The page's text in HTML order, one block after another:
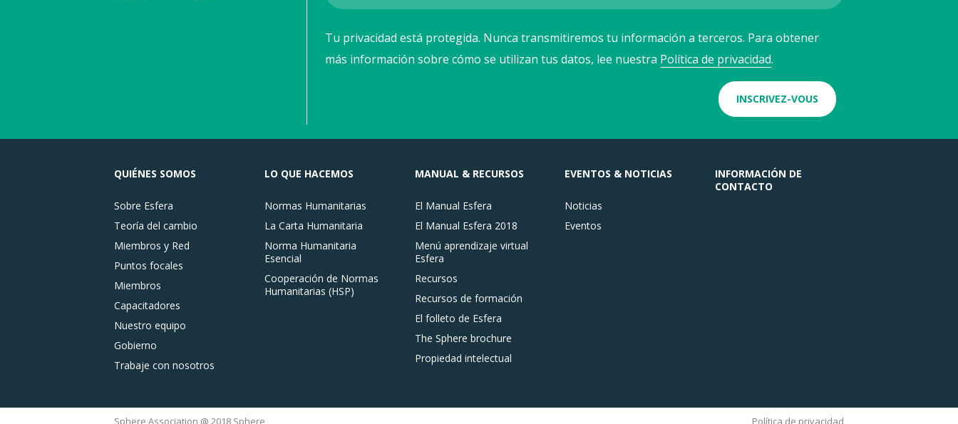
Tu privacidad está protegida. Nunca transmitiremos tu información a terceros. Para obtener
más información sobre cómo se utilizan tus datos, lee nuestra Política de privacidad.
INSCRIVEZ-VOUS
QUIÉNES SOMOS
Sobre Esfera
Teoría del cambio
Miembros y Red
Puntos focales
Miembros
Capacitadores
Nuestro equipo
Gobierno
Trabaje con nosotros
LO QUE HACEMOS
Normas Humanitarias
La Carta Humanitaria
Norma Humanitaria
Esencial
Cooperación de Normas
Humanitarias (HSP)
MANUAL & RECURSOS
El Manual Esfera
El Manual Esfera 2018
Menú aprendizaje virtual
Esfera
Recursos
Recursos de formación
El folleto de Esfera
The Sphere brochure
Propiedad intelectual
EVENTOS & NOTICIAS
Noticias
Eventos
INFORMACIÓN DE
CONTACTO
Sphere Association @ 2018 Sphere Política de privacidad